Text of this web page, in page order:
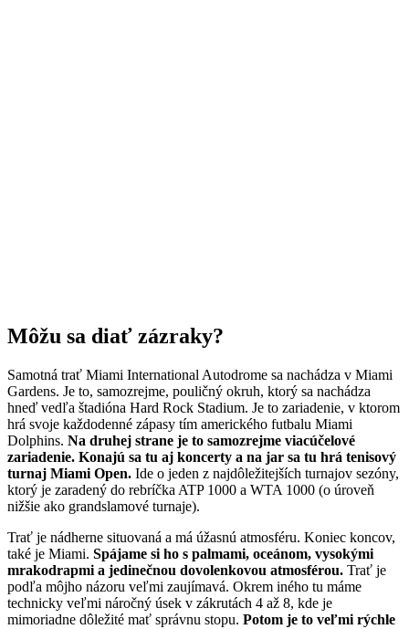
Môžu sa diať zázraky?
Samotná trať Miami International Autodrome sa nachádza v Miami
Gardens. Je to, samozrejme, pouličný okruh, ktorý sa nachádza
hneď vedľa štadióna Hard Rock Stadium. Je to zariadenie, v ktorom
hrá svoje každodenné zápasy tím amerického futbalu Miami
Dolphins. Na druhej strane je to samozrejme viacúčelové
zariadenie. Konajú sa tu aj koncerty a na jar sa tu hrá tenisový
turnaj Miami Open. Ide o jeden z najdôležitejších turnajov sezóny,
ktorý je zaradený do rebríčka ATP 1000 a WTA 1000 (o úroveň
nižšie ako grandslamové turnaje).
Trať je nádherne situovaná a má úžasnú atmosféru. Koniec koncov,
také je Miami. Spájame si ho s palmami, oceánom, vysokými
mrakodrapmi a jedinečnou dovolenkovou atmosférou. Trať je
podľa môjho názoru veľmi zaujímavá. Okrem iného tu máme
technicky veľmi náročný úsek v zákrutách 4 až 8, kde je
mimoriadne dôležité mať správnu stopu. Potom je to veľmi rýchle